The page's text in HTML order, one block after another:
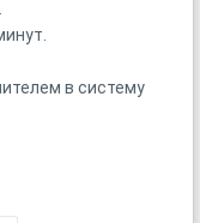
в систему